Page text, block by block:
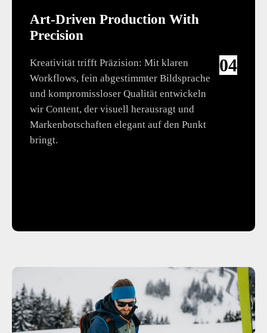
Art-Driven Production With
Precision
04
Kreativität trifft Präzision: Mit klaren
Workflows, fein abgestimmter Bildsprache
und kompromissloser Qualität entwickeln
wir Content, der visuell herausragt und
Markenbotschaften elegant auf den Punkt
bringt.